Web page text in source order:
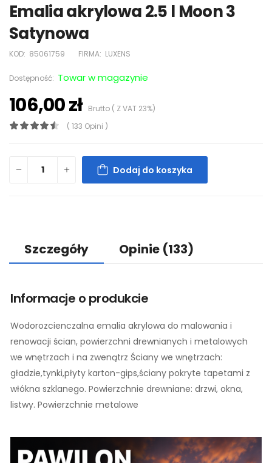
Emalia akrylowa 2.5 l Moon 3
Satynowa
KOD: 85061759 FIRMA: LUXENS
Dostępność: Towar w magazynie
106,00 złBrutto ( Z VAT 23%)
( 133 Opini )
Dodaj do koszyka
Szczegóły Opinie (133)
Informacje o produkcie
Wodorozcienczalna emalia akrylowa do malowania i
renowacji ścian, powierzchni drewnianych i metalowych
we wnętrzach i na zwenątrz Ściany we wnętrzach:
gładzie,tynki,płyty karton-gips,ściany pokryte tapetami z
włókna szklanego. Powierzchnie drewniane: drzwi, okna,
listwy. Powierzchnie metalowe